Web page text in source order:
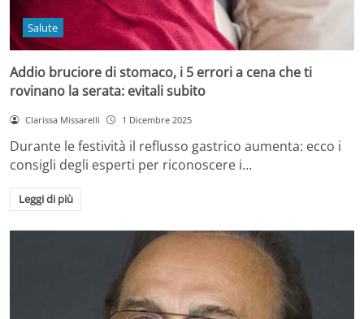
Salute
Addio bruciore di stomaco, i 5 errori a cena che ti
rovinano la serata: evitali subito
Clarissa Missarelli 1 Dicembre 2025
Durante le festività il reflusso gastrico aumenta: ecco i
consigli degli esperti per riconoscere i…
Leggi di più